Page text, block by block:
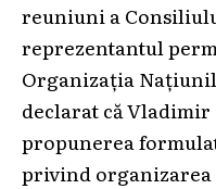
reuniuni a
reprezentantul
Organizația
declarat că
propunerea
privind